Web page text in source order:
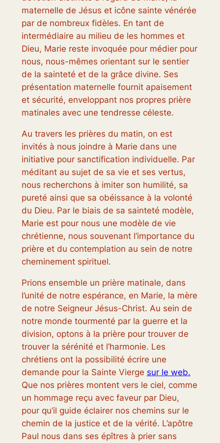
maternelle de Jésus et icône sainte vénérée
par de nombreux fidèles. En tant de
intermédiaire au milieu de les hommes et
Dieu, Marie reste invoquée pour médier pour
nous, nous-mêmes orientant sur le sentier
de la sainteté et de la grâce divine. Ses
présentation maternelle fournit apaisement
et sécurité, enveloppant nos propres prière
matinales avec une tendresse céleste.
Au travers les prières du matin, on est
invités à nous joindre à Marie dans une
initiative pour sanctification individuelle. Par
méditant au sujet de sa vie et ses vertus,
nous recherchons à imiter son humilité, sa
pureté ainsi que sa obéissance à la volonté
du Dieu. Par le biais de sa sainteté modèle,
Marie est pour nous une modèle de vie
chrétienne, nous souvenant l’importance du
prière et du contemplation au sein de notre
cheminement spirituel.
Prions ensemble un prière matinale, dans
l’unité de notre espérance, en Marie, la mère
de notre Seigneur Jésus-Christ. Au sein de
notre monde tourmenté par la guerre et la
division, optons à la prière pour trouver de
trouver la sérénité et l’harmonie. Les
chrétiens ont la possibilité écrire une
demande pour la Sainte Vierge sur le web.
Que nos prières montent vers le ciel, comme
un hommage reçu avec faveur par Dieu,
pour qu’il guide éclairer nos chemins sur le
chemin de la justice et de la vérité. L’apôtre
Paul nous dans ses épîtres à prier sans